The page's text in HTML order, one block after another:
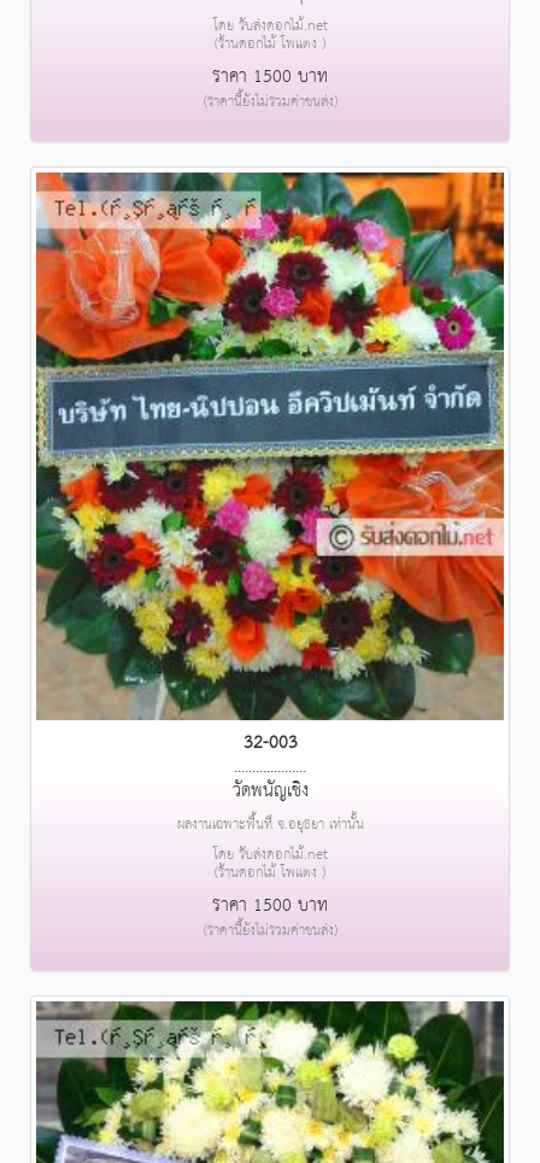
โดย รับส่งดอกไม้.net
(ร้านดอกไม้ โพแตง )
ราคา 1500 บาท
(ราคานี้ยังไม่รวมค่าขนส่ง)
32-003
....................
วัดพนัญเชิง
ผลงานเฉพาะพื้นที่ จ.อยุธยา เท่านั้น
โดย รับส่งดอกไม้.net
(ร้านดอกไม้ โพแตง )
ราคา 1500 บาท
(ราคานี้ยังไม่รวมค่าขนส่ง)